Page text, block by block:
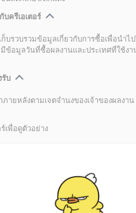
ครีเอเตอร์
ก็บรวบรวมข้อมูลเกี่ยวกับการซื้อเพื่อนำ
ข้อมูลวันที่ซื้อผลงานและประเทศที่ใช้
รับ
ภายหลังตามเจตจำนงของเจ้าของผลงาน
เพื่อดูตัวอย่าง